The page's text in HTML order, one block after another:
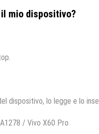
mio dispositivo?
dispositivo, lo legge e lo
/ Vivo X60 Pro